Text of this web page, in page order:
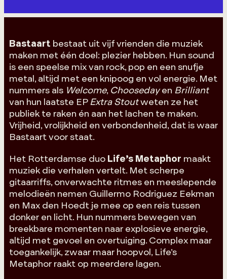
Bastaart bestaat uit vijf vrienden die muziek
maken met één doel: plezier hebben. Hun sound
is een speelse mix van rock, pop en een snufje
metal, altijd met een knipoog en vol energie. Met
nummers als Welcome, Choosedayen Brilliant
van hun laatste EPExtra Stoutweten ze het
publiek te raken én aan het lachen te maken.
Vrijheid, vrolijkheid en verbondenheid, dat is waar
Bastaart voor staat.
Het Rotterdamse duo Life’s Metaphor maakt
muziek die verhalen vertelt. Met scherpe
gitaarriffs, onverwachte ritmes en meeslepende
melodieën nemen Guillermo Rodriguez Eekman
en Max den Hoedt je mee op een reis tussen
donker en licht. Hun nummers bewegen van
breekbare momenten naar explosieve energie,
altijd met gevoel en overtuiging. Complex maar
toegankelijk, zwaar maar hoopvol, Life’s
Metaphor raakt op meerdere lagen.